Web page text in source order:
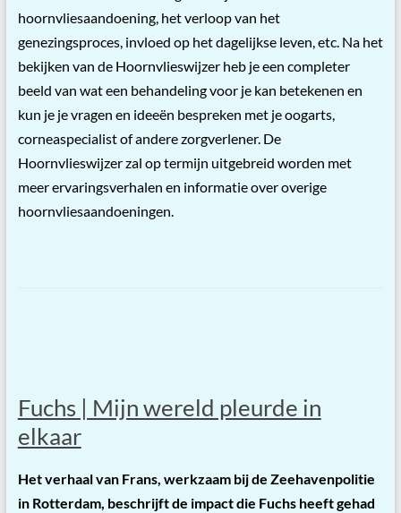
hoornvliesaandoening, het verloop van het
genezingsproces, invloed op het dagelijkse leven, etc. Na het
bekijken van de Hoornvlieswijzer heb je een completer
beeld van wat een behandeling voor je kan betekenen en
kun je je vragen en ideeën bespreken met je oogarts,
corneaspecialist of andere zorgverlener. De
Hoornvlieswijzer zal op termijn uitgebreid worden met
meer ervaringsverhalen en informatie over overige
hoornvliesaandoeningen.
Fuchs | Mijn wereld pleurde in
elkaar
Het verhaal van Frans, werkzaam bij de Zeehavenpolitie
in Rotterdam, beschrijft de impact die Fuchs heeft gehad